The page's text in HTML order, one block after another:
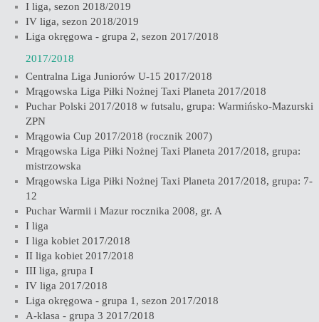
I liga, sezon 2018/2019
IV liga, sezon 2018/2019
Liga okręgowa - grupa 2, sezon 2017/2018
2017/2018
Centralna Liga Juniorów U-15 2017/2018
Mrągowska Liga Piłki Nożnej Taxi Planeta 2017/2018
Puchar Polski 2017/2018 w futsalu, grupa: Warmińsko-Mazurski
ZPN
Mrągowia Cup 2017/2018 (rocznik 2007)
Mrągowska Liga Piłki Nożnej Taxi Planeta 2017/2018, grupa:
mistrzowska
Mrągowska Liga Piłki Nożnej Taxi Planeta 2017/2018, grupa: 7-
12
Puchar Warmii i Mazur rocznika 2008, gr. A
I liga
I liga kobiet 2017/2018
II liga kobiet 2017/2018
III liga, grupa I
IV liga 2017/2018
Liga okręgowa - grupa 1, sezon 2017/2018
A-klasa - grupa 3 2017/2018